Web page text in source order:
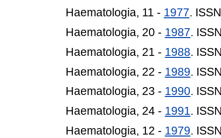
Haematologia, 11 - 1977.
Haematologia, 20 - 1987.
Haematologia, 21 - 1988.
Haematologia, 22 - 1989.
Haematologia, 23 - 1990.
Haematologia, 24 - 1991.
Haematologia, 12 - 1979.